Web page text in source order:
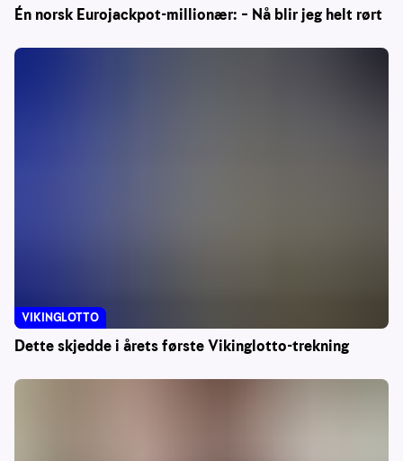
Én norsk Eurojackpot-millionær: – Nå blir jeg helt rørt
Dette skjedde i årets første Vikinglotto-trekning
VIKINGLOTTO